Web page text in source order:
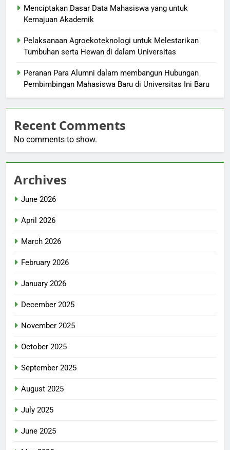
Menciptakan Dasar Data Mahasiswa yang untuk
Kemajuan Akademik
Pelaksanaan Agroekoteknologi untuk Melestarikan
Tumbuhan serta Hewan di dalam Universitas
Peranan Para Alumni dalam membangun Hubungan
Pembimbingan Mahasiswa Baru di Universitas Ini Baru
Recent Comments
No comments to show.
Archives
June 2026
April 2026
March 2026
February 2026
January 2026
December 2025
November 2025
October 2025
September 2025
August 2025
July 2025
June 2025